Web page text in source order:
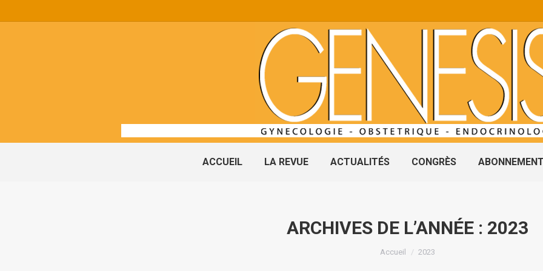
ACCUEIL LA REVUE ACTUALITÉS CONGRÈS ABONNEMENT
ARCHIVES DE L’ANNÉE : 2023
Vous êtes ici :
Accueil 2023